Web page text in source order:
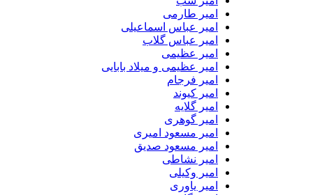
امیر طارمی
امیر عباس اسماعیلی
امیر عباس گلاب
امیر عظیمی
امیر عظیمی و میلاد بابایی
امیر فرجام
امیر کیوند
امیر گلایه
امیر گوهری
امیر مسعود امیری
امیر مسعود صدیق
امیر نشاطی
امیر وکیلی
امیر یاوری